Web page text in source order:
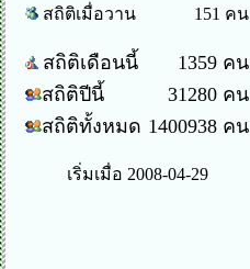
สถิติเมื่อวาน 151 คน
สถิติเดือนนี้
สถิติปีนี้
สถิติทั้งหมด
1359 คน
31280 คน
1400938 คน
เริ่มเมื่อ 2008-04-29